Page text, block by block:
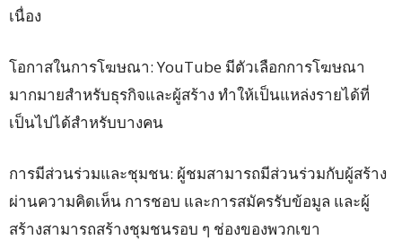
เนื่อง
โอกาสในการโฆษณา: YouTube มีตัวเลือกการโฆษณา
มากมายสำหรับธุรกิจและผู้สร้าง ทำให้เป็นแหล่งรายได้ที่
เป็นไปได้สำหรับบางคน
การมีส่วนร่วมและชุมชน: ผู้ชมสามารถมีส่วนร่วมกับผู้สร้าง
ผ่านความคิดเห็น การชอบ และการสมัครรับข้อมูล และผู้
สร้างสามารถสร้างชุมชนรอบ ๆ ช่องของพวกเขา